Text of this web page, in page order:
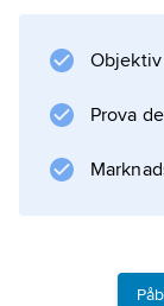
kan dock
Prova